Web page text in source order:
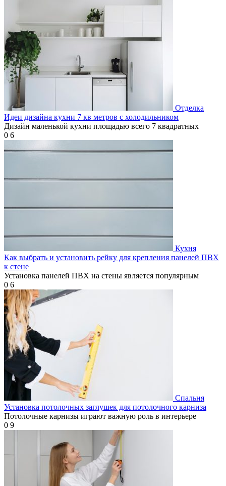
Отделка
Идеи дизайна кухни 7 кв метров с холодильником
Дизайн маленькой кухни площадью всего 7 квадратных
0 6
Кухня
Как выбрать и установить рейку для крепления панелей ПВХ
к стене
Установка панелей ПВХ на стены является популярным
0 6
Спальня
Установка потолочных заглушек для потолочного карниза
Потолочные карнизы играют важную роль в интерьере
0 9